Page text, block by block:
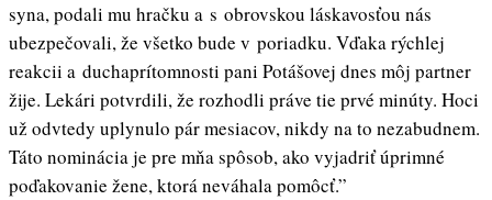
syna, podali mu hračku a s obrovskou láskavosťou nás
ubezpečovali, že všetko bude v poriadku. Vďaka rýchlej
reakcii a duchaprítomnosti pani Potášovej dnes môj partner
žije. Lekári potvrdili, že rozhodli práve tie prvé minúty. Hoci
už odvtedy uplynulo pár mesiacov, nikdy na to nezabudnem.
Táto nominácia je pre mňa spôsob, ako vyjadriť úprimné
poďakovanie žene, ktorá neváhala pomôcť.”